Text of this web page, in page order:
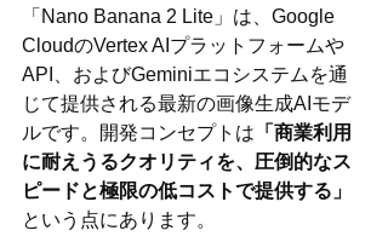
「Nano Banana 2 Lite」は、Google
CloudのVertex AIプラットフォームや
API、およびGeminiエコシステムを通
じて提供される最新の画像生成AIモデ
ルです。開発コンセプトは 「商業利用
に耐えうるクオリティを、圧倒的なス
ピードと極限の低コストで提供する」
という点にあります。